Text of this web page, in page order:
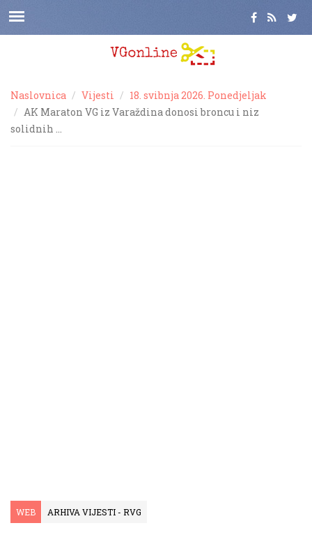
Naslovnica Vijesti
18. svibnja 2026. Ponedjeljak
AK Maraton VG iz Varaždina donosi broncu i niz
solidnih …
WEB ARHIVA VIJESTI - RVG